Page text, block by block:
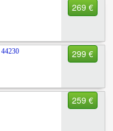
269 €
299 €
44230
259 €